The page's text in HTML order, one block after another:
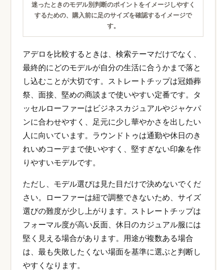
迷ったときのモデル別判断のポイントをイメージしやすく
するための、購入前に足のサイズを確認するイメージで
す。
アデロを比較するときは、検索テーマだけでなく、
最終的にどのモデルが自分の生活に合うかまで落と
し込むことが大切です。ストレートチップは冠婚葬
祭、面接、堅めの商談まで使いやすい定番です。タ
ッセルローファーはビジネスカジュアルやジャケパ
ンに合わせやすく、足元に少し華やかさを出したい
人に向いています。ラウンドトゥは通勤や休日のき
れいめコーデまで使いやすく、堅すぎない印象を作
りやすいモデルです。
ただし、モデル選びは見た目だけで決めないでくだ
さい。ローファーは紐で調整できないため、サイズ
選びの難度が少し上がります。ストレートチップは
フォーマル度が高い反面、休日のカジュアル服には
堅く見える場合があります。用途が複数ある場合
は、最も失敗したくない場面を基準に選ぶと判断し
やすくなります。